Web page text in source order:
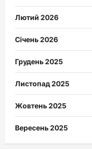
Лютий 2026
Січень 2026
Грудень 2025
Листопад 2025
Жовтень 2025
Вересень 2025